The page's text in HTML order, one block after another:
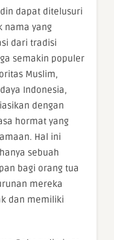
dapat ditelusuri
nama yang
dari tradisi
semakin populer
Muslim,
Indonesia,
dengan
hormat yang
Hal ini
sebuah
bagi orang tua
mereka
dan memiliki